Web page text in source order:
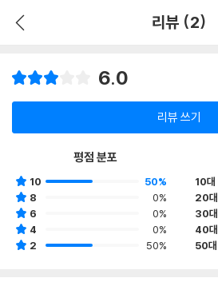
리뷰 (2)
6.0
리뷰 쓰기
평점 분포
10
50%
8
0%
6
0%
4
0%
2
50%
10대
20대
30대
40대
50대